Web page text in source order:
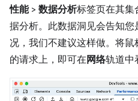
性能> 数据分析标签页在其集
据分析。此数据洞见会告知
况，我们不建议这样做。将
的请求上，即可在网络轨道中